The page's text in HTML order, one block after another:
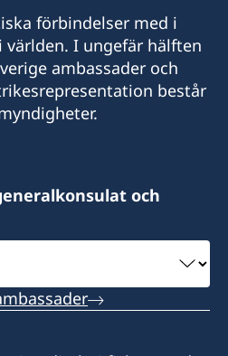
förbindelser med i
I ungefär hälften
ambassader och
består
och